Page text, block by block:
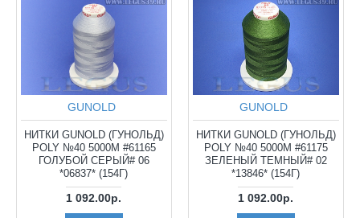
GUNOLD
НИТКИ GUNOLD (ГУНОЛЬД)
POLY №40 5000М #61165
ГОЛУБОЙ СЕРЫЙ# 06
*06837* (154Г)
1 092.00р.
GUNOLD
НИТКИ GUNOLD (ГУНОЛЬД)
POLY №40 5000М #61175
ЗЕЛЕНЫЙ ТЕМНЫЙ# 02
*13846* (154Г)
1 092.00р.